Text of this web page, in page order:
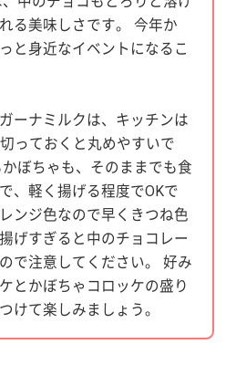
る美味しさです。 今年か
と身近なイベントになるこ
ーナミルクは、キッチンは
っておくと丸めやすいで
ぼちゃも、そのままでも食
、軽く揚げる程度でOKで
ンジ色なので早くきつね色
げすぎると中のチョコレー
で注意してください。 好み
とかぼちゃコロッケの盛り
けて楽しみましょう。